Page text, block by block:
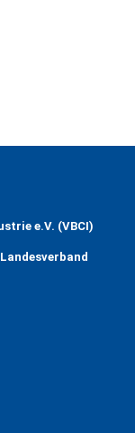
e.V. (VBCI)